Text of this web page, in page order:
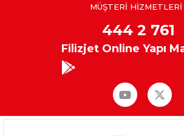
MÜŞTERİ HİZMETLERİ
444 2 761
Filizjet Online Yapı